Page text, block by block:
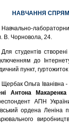
НАВЧАННЯ
Навчально-
В. Чорновола, 24.
Для студентів
до
пункт,
Щербак Ольга Іванівна
Антона Макаренка
АПН
ордена Леніна